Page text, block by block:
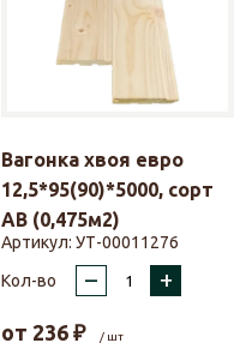
Вагонка хвоя евро
12,5*95(90)*5000, сорт
АВ (0,475м2)
Артикул: УТ-00011276
Кол-во
– +
от 236 ₽ / шт